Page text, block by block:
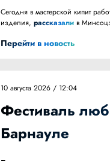
Сегодня в мастерской кипит
изделия,рассказали в
Перейти в новость
10 августа 2026 / 12:04
Фестиваль
Барнауле